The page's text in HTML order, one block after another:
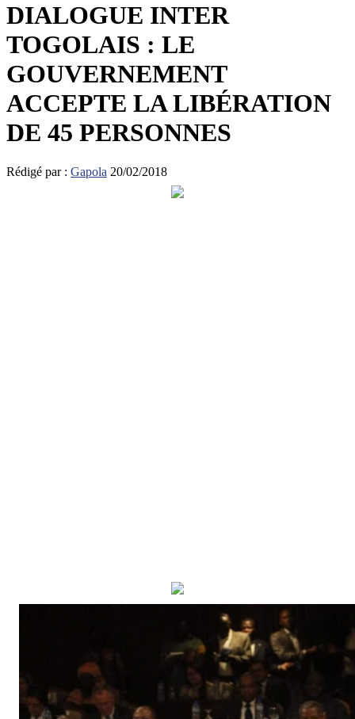
DIALOGUE INTER
TOGOLAIS : LE
GOUVERNEMENT
ACCEPTE LA LIBÉRATION
DE 45 PERSONNES
Rédigé par : Gapola 20/02/2018